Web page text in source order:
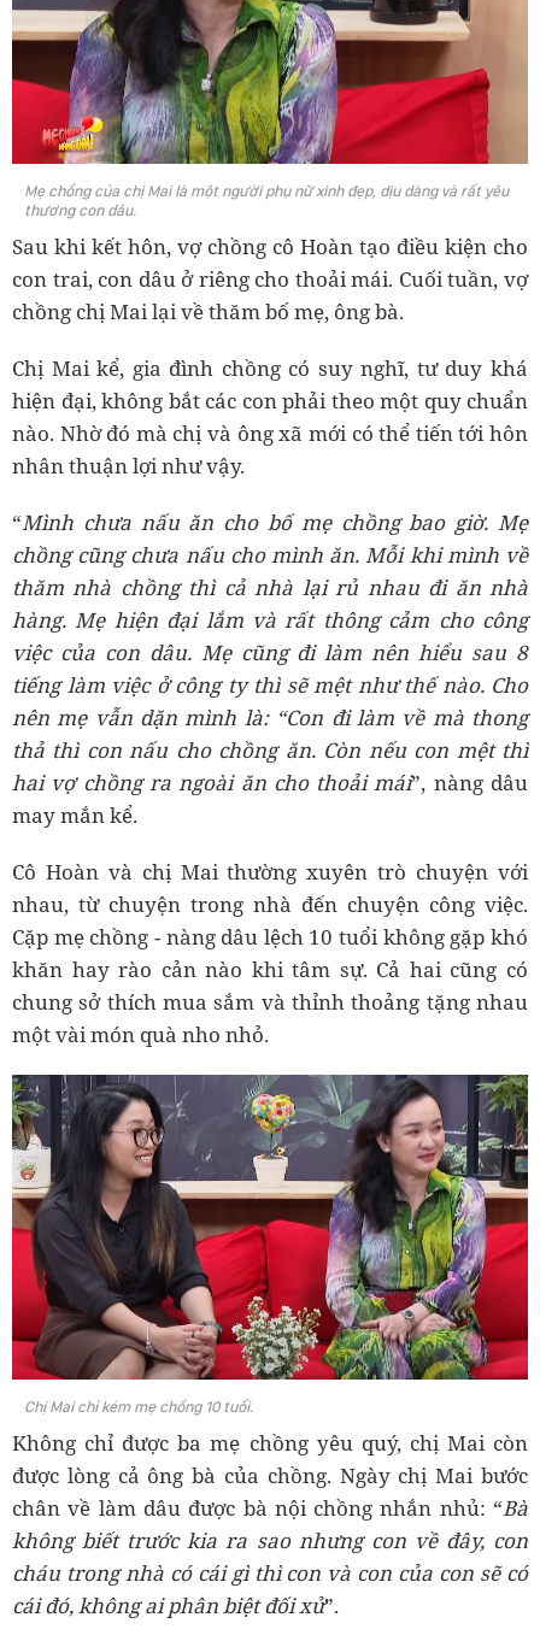
Mẹ chồng của chị Mai là một người phụ nữ xinh đẹp, dịu dàng và rất yêu
thương con dâu.
Sau khi kết hôn, vợ chồng cô Hoàn tạo điều kiện cho
con trai, con dâu ở riêng cho thoải mái. Cuối tuần, vợ
chồng chị Mai lại về thăm bố mẹ, ông bà.
Chị Mai kể, gia đình chồng có suy nghĩ, tư duy khá
hiện đại, không bắt các con phải theo một quy chuẩn
nào. Nhờ đó mà chị và ông xã mới có thể tiến tới hôn
nhân thuận lợi như vậy.
“Mình chưa nấu ăn cho bố mẹ chồng bao giờ. Mẹ
chồng cũng chưa nấu cho mình ăn. Mỗi khi mình về
thăm nhà chồng thì cả nhà lại rủ nhau đi ăn nhà
hàng. Mẹ hiện đại lắm và rất thông cảm cho công
việc của con dâu. Mẹ cũng đi làm nên hiểu sau 8
tiếng làm việc ở công ty thì sẽ mệt như thế nào. Cho
nên mẹ vẫn dặn mình là: “Con đi làm về mà thong
thả thì con nấu cho chồng ăn. Còn nếu con mệt thì
hai vợ chồng ra ngoài ăn cho thoải mái”, nàng dâu
may mắn kể.
Cô Hoàn và chị Mai thường xuyên trò chuyện với
nhau, từ chuyện trong nhà đến chuyện công việc.
Cặp mẹ chồng - nàng dâu lệch 10 tuổi không gặp khó
khăn hay rào cản nào khi tâm sự. Cả hai cũng có
chung sở thích mua sắm và thỉnh thoảng tặng nhau
một vài món quà nho nhỏ.
Chị Mai chỉ kém mẹ chồng 10 tuổi.
Không chỉ được ba mẹ chồng yêu quý, chị Mai còn
được lòng cả ông bà của chồng. Ngày chị Mai bước
chân về làm dâu được bà nội chồng nhắn nhủ: “Bà
không biết trước kia ra sao nhưng con về đây, con
cháu trong nhà có cái gì thì con và con của con sẽ có
cái đó, không ai phân biệt đối xử”.